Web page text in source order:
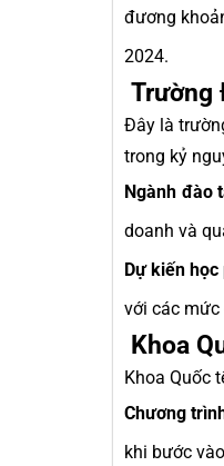
đương
2024.
Trường
Đây là
trong kỷ
Ngành đào
doanh và
Dự kiến
với các mức
Khoa
Khoa Quốc
Chương
khi bước